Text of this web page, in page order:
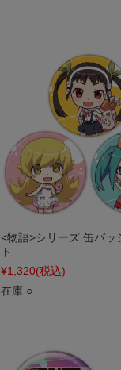
<物語>シリーズ 缶バッ
ト
¥1,320(税込)
在庫 ○